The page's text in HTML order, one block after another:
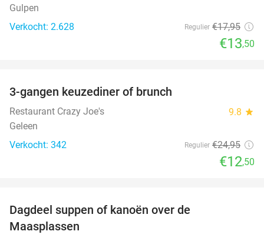
Gulpen
Verkocht: 2.628
Regulier €17,95
€13,50
3-gangen keuzediner of brunch
Restaurant Crazy Joe's 9.8 star
Geleen
Verkocht: 342
Regulier €24,95
€12,50
Dagdeel suppen of kanoën over de
Maasplassen